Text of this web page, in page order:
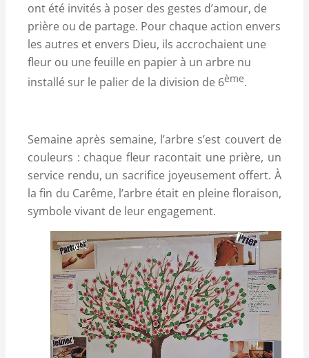
ont été invités à poser des gestes d’amour, de
prière ou de partage. Pour chaque action envers
les autres et envers Dieu, ils accrochaient une
fleur ou une feuille en papier à un arbre nu
installé sur le palier de la division de 6ème.
Semaine après semaine, l’arbre s’est couvert de
couleurs : chaque fleur racontait une prière, un
service rendu, un sacrifice joyeusement offert. À
la fin du Carême, l’arbre était en pleine floraison,
symbole vivant de leur engagement.